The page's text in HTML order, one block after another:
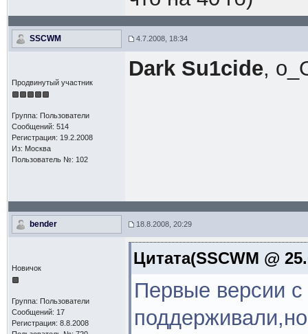
SSCWM 4.7.2008, 18:34
Продвинутый участник
Группа: Пользователи
Сообщений: 514
Регистрация: 19.2.2008
Из: Москва
Пользователь №: 102
Dark Su1cide,
bender 18.8.2008, 20:29
Новичок
Группа: Пользователи
Сообщений: 17
Регистрация: 8.8.2008
Цитата(SSCWM @
Первые версии